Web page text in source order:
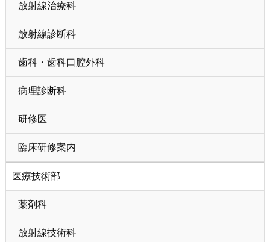
放射線治療科
放射線診断科
歯科・歯科口腔外科
病理診断科
研修医
臨床研修案内
医療技術部
薬剤科
放射線技術科